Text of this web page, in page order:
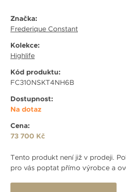
Značka:
Frederique Constant
Kolekce:
Highlife
Kód produktu:
FC310NSKT4NH6B
Dostupnost:
Na dotaz
Cena:
73 700 Kč
Tento produkt není již v prodeji.
pro vás poptat přímo výrobce a